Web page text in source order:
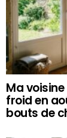
Ma
froid en
bouts de